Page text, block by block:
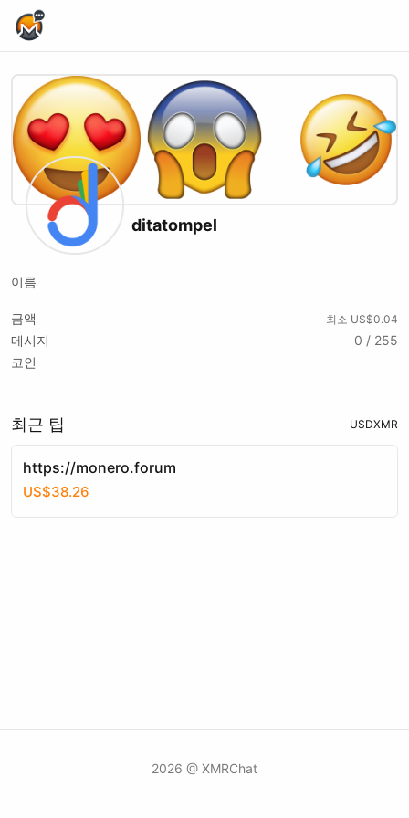
ditatompel
이름
금액 최소 US$0.04
메시지
0 / 255
코인
최근 팁 USDXMR
https://monero.forum
US$38.26
2026 @ XMRChat